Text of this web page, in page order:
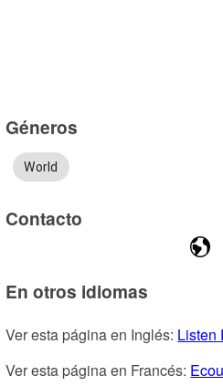
Géneros
World
Contacto
En otros idiomas
Ver esta página en Inglés: Listen
Ver esta página en Francés: